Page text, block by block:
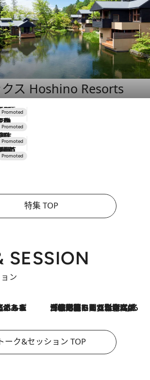
ス Hoshino Resorts
」
呼ぶ郷土の味
特集 TOP
SESSION
ン
2026.8.3
「住宅建てられない…」「サーチャージ料の高値が続いている」ホルムズ海峡封鎖による影響はいつまで続く？《エネルギー専門家に聞く“どうなる日本の暮らし”》
ーク&セッション TOP